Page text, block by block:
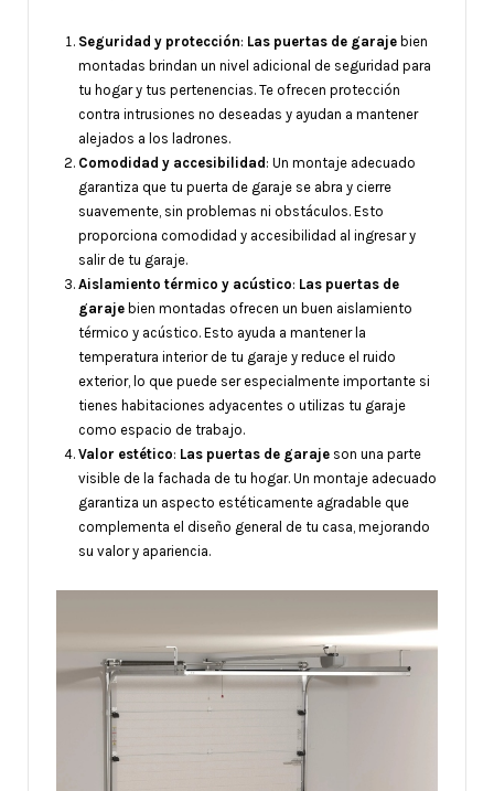
Seguridad y protección: Las puertas de garaje bien
montadas brindan un nivel adicional de seguridad para
tu hogar y tus pertenencias. Te ofrecen protección
contra intrusiones no deseadas y ayudan a mantener
alejados a los ladrones.
Comodidad y accesibilidad: Un montaje adecuado
garantiza que tu puerta de garaje se abra y cierre
suavemente, sin problemas ni obstáculos. Esto
proporciona comodidad y accesibilidad al ingresar y
salir de tu garaje.
Aislamiento térmico y acústico: Las puertas de
garaje bien montadas ofrecen un buen aislamiento
térmico y acústico. Esto ayuda a mantener la
temperatura interior de tu garaje y reduce el ruido
exterior, lo que puede ser especialmente importante si
tienes habitaciones adyacentes o utilizas tu garaje
como espacio de trabajo.
Valor estético: Las puertas de garaje son una parte
visible de la fachada de tu hogar. Un montaje adecuado
garantiza un aspecto estéticamente agradable que
complementa el diseño general de tu casa, mejorando
su valor y apariencia.